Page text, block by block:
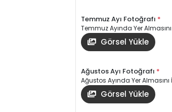
Temmuz Ayı Fotoğrafı *
Temmuz Ayında Yer
Görsel Yükle
Ağustos Ayı Fotoğrafı *
Ağustos Ayında Yer
Görsel Yükle